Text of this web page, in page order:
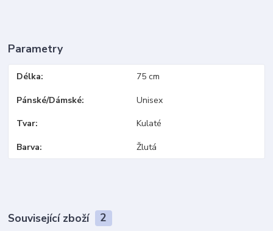
Parametry
Délka 75 cm
Pánské/Dámské Unisex
Tvar Kulaté
Barva Žlutá
Související zboží 2